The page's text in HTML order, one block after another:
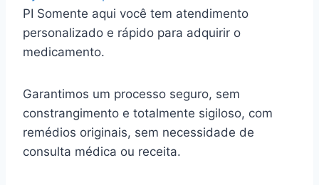
PI Somente aqui você tem atendimento
personalizado e rápido para adquirir o
medicamento.
Garantimos um processo seguro, sem
constrangimento e totalmente sigiloso, com
remédios originais, sem necessidade de
consulta médica ou receita.